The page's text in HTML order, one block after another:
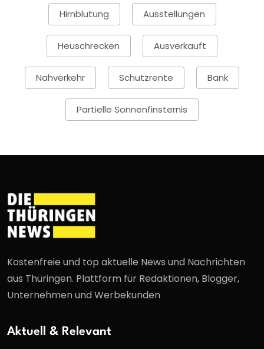
Hirnblutung Ausstellungen
Heuschrecken Ausverkauft
Nahverkehr Schutzrente Bank
Partielle Sonnenfinsternis
Kostenfreie und top aktuelle News und Nachrichten
aus Thüringen. Plattform für Redaktionen, Blogger,
Unternehmen und Werbekunden
Aktuell & Relevant